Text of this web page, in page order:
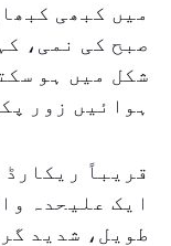
میں کبھی
صبح کی نمی،
شکل میں ہو
ہوائیں زور
قریباً
ایک علیحدہ
طویل، شدید